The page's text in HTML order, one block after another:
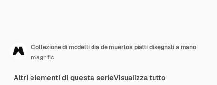
Collezione di modelli dia de muertos piatti disegnati a mano
magnific
Altri elementi di questa serieVisualizza tutto